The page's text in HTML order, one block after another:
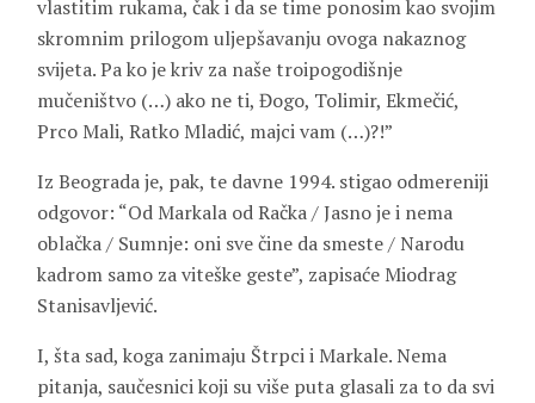
vlastitim rukama, čak i da se time ponosim kao svojim
skromnim prilogom uljepšavanju ovoga nakaznog
svijeta. Pa ko je kriv za naše troipogodišnje
mučeništvo (…) ako ne ti, Đogo, Tolimir, Ekmečić,
Prco Mali, Ratko Mladić, majci vam (…)?!”
Iz Beograda je, pak, te davne 1994. stigao odmereniji
odgovor: “Od Markala od Račka / Jasno je i nema
oblačka / Sumnje: oni sve čine da smeste / Narodu
kadrom samo za viteške geste”, zapisaće Miodrag
Stanisavljević.
I, šta sad, koga zanimaju Štrpci i Markale. Nema
pitanja, saučesnici koji su više puta glasali za to da svi